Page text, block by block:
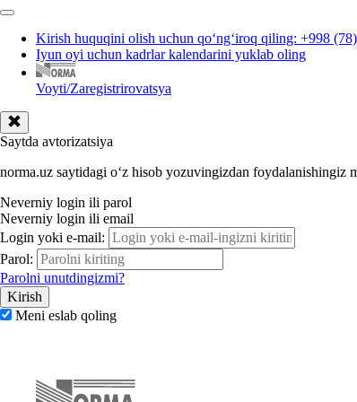
Kirish huquqini olish uchun qoʻngʻiroq qiling: +998
Iyun oyi uchun kadrlar kalendarini yuklab oling
Voyti/Zaregistrirovatsya
Saytda avtorizatsiya
norma.uz saytidagi oʻz hisob yozuvingizdan foydalanishingiz
Neverniy login ili parol
Neverniy login ili email
Login yoki e-mail:
Parol:
Parolni unutdingizmi?
Meni eslab qoling